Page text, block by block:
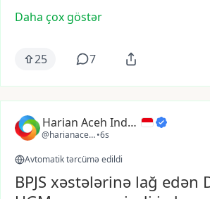
Daha çox göstər
25 7
Harian Aceh Indonesia
@harianacehindonesia
•6s
Avtomatik tərcümə edildi
BPJS xəstələrinə lağ edən